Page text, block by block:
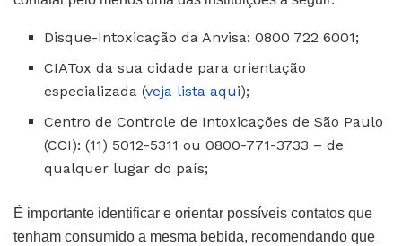
Disque-Intoxicação da Anvisa: 0800 722 6001;
CIATox da sua cidade para orientação
especializada (veja lista aqui);
Centro de Controle de Intoxicações de São Paulo
(CCI): (11) 5012-5311 ou 0800-771-3733 – de
qualquer lugar do país;
É importante identificar e orientar possíveis contatos que
tenham consumido a mesma bebida, recomendando que